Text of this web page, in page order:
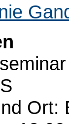
Ort: